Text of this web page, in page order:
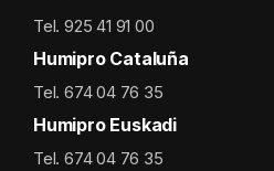
Tel. 925 41 91 00
Humipro Cataluña
Tel. 674 04 76 35
Humipro Euskadi
Tel. 674 04 76 35